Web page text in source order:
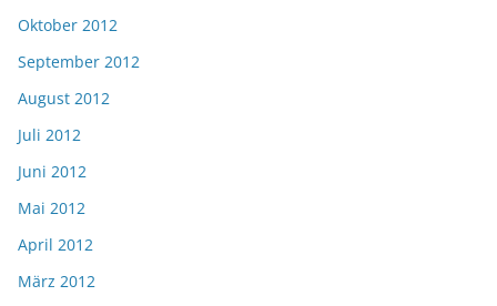
Oktober 2012
September 2012
August 2012
Juli 2012
Juni 2012
Mai 2012
April 2012
März 2012